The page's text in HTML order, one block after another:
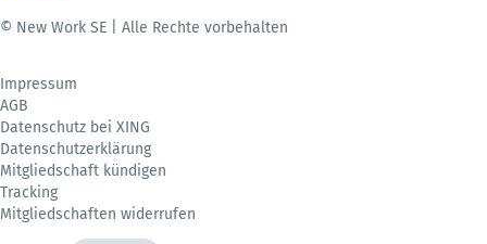
© New Work SE | Alle Rechte vorbehalten
Impressum
AGB
Datenschutz bei XING
Datenschutzerklärung
Mitgliedschaft kündigen
Tracking
Mitgliedschaften widerrufen